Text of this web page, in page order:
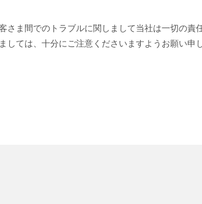
さま間でのトラブルに関しまして当社は一切の責
しては、十分にご注意くださいますようお願い申